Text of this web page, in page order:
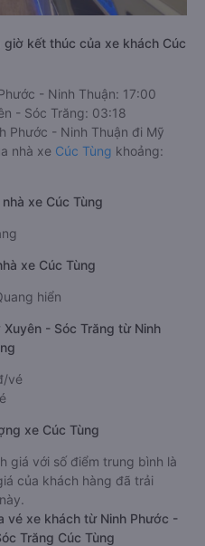
kết thúc của xe khách Cúc
- Ninh Thuận: 17:00
- Sóc Trăng: 03:18
Phước - Ninh Thuận đi Mỹ
nhà xe Cúc Tùng khoảng:
xe Cúc Tùng
xe Cúc Tùng
hiển
- Sóc Trăng từ Ninh
vé
xe Cúc Tùng
giá với số điểm trung bình là
của khách hàng đã trải
vé xe khách từ Ninh Phước -
Trăng Cúc Tùng